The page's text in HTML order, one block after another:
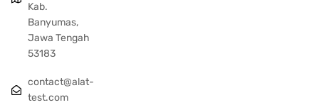
Kab.
Banyumas,
Jawa Tengah
53183
contact@alat-
test.com